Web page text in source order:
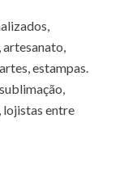
artesanato,
estampas.
lojistas entre